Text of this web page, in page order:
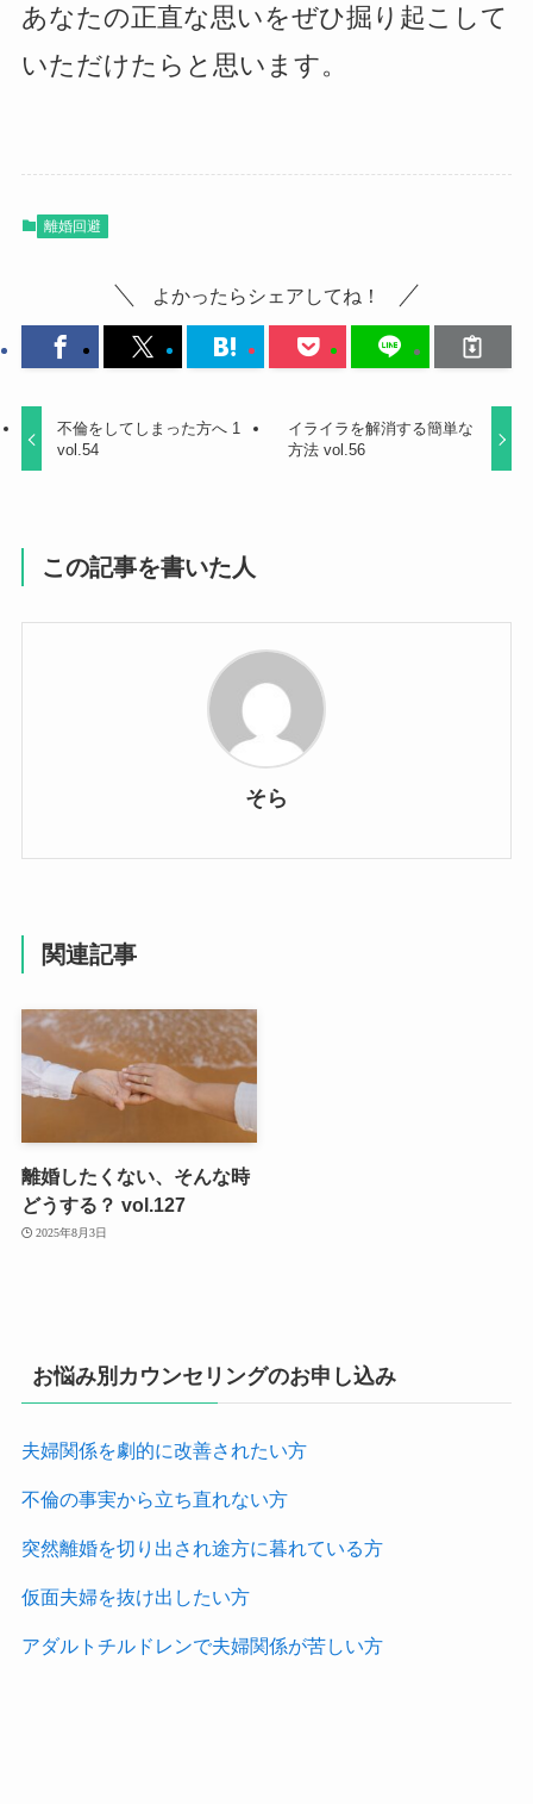
あなたの正直な思いをぜひ掘り起こして
いただけたらと思います。
離婚回避
よかったらシェアしてね！
不倫をしてしまった方へ 1
vol.54
イライラを解消する簡単な
方法 vol.56
この記事を書いた人
そら
関連記事
離婚したくない、そんな時
どうする？ vol.127
2025年8月3日
お悩み別カウンセリングのお申し込み
夫婦関係を劇的に改善されたい方
不倫の事実から立ち直れない方
突然離婚を切り出され途方に暮れている方
仮面夫婦を抜け出したい方
アダルトチルドレンで夫婦関係が苦しい方